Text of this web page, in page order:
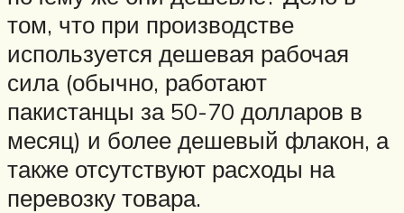
том, что при производстве
используется дешевая рабочая
сила (обычно, работают
пакистанцы за 50-70 долларов в
месяц) и более дешевый флакон, а
также отсутствуют расходы на
перевозку товара.